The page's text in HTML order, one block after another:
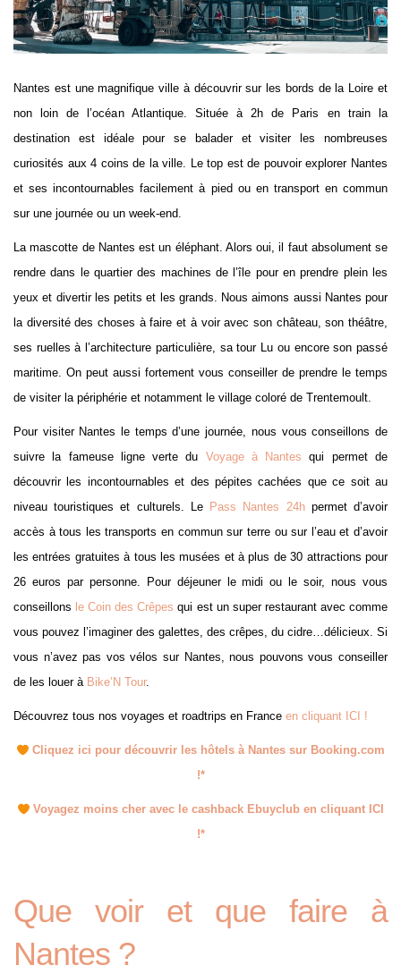
Nantes est une magnifique ville à découvrir sur les bords de la Loire et
non loin de l’océan Atlantique. Située à 2h de Paris en train la
destination est idéale pour se balader et visiter les nombreuses
curiosités aux 4 coins de la ville. Le top est de pouvoir explorer Nantes
et ses incontournables facilement à pied ou en transport en commun
sur une journée ou un week-end.
La mascotte de Nantes est un éléphant. Alors oui, il faut absolument se
rendre dans le quartier des machines de l’île pour en prendre plein les
yeux et divertir les petits et les grands. Nous aimons aussi Nantes pour
la diversité des choses à faire et à voir avec son château, son théâtre,
ses ruelles à l’architecture particulière, sa tour Lu ou encore son passé
maritime. On peut aussi fortement vous conseiller de prendre le temps
de visiter la périphérie et notamment le village coloré de Trentemoult.
Pour visiter Nantes le temps d’une journée, nous vous conseillons de
suivre la fameuse ligne verte du Voyage à Nantes qui permet de
découvrir les incontournables et des pépites cachées que ce soit au
niveau touristiques et culturels. Le Pass Nantes 24hpermet d’avoir
accès à tous les transports en commun sur terre ou sur l’eau et d’avoir
les entrées gratuites à tous les musées et à plus de 30 attractions pour
26 euros par personne. Pour déjeuner le midi ou le soir, nous vous
conseillons le Coin des Crêpes qui est un super restaurant avec comme
vous pouvez l’imaginer des galettes, des crêpes, du cidre…délicieux. Si
vous n’avez pas vos vélos sur Nantes, nous pouvons vous conseiller
de les louer à Bike’N Tour.
Découvrez tous nos voyages et roadtrips en France en cliquant ICI !
Cliquez ici pour découvrir les hôtels à Nantes sur Booking.com
!*
Voyagez moins cher avec le cashback Ebuyclub en cliquant ICI
!*
Que voir et que faire à
Nantes ?